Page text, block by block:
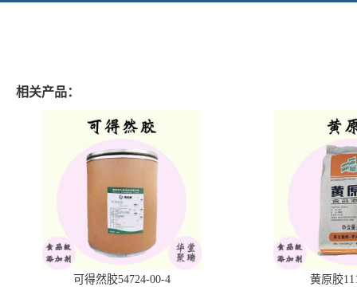
相关产品：
可得然胶54724-00-4 黄原胶